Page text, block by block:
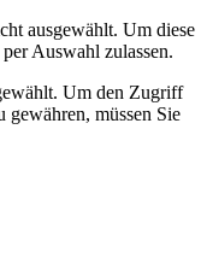
ausgewählt. Um diese
Auswahl zulassen.
Um den Zugriff
gewähren, müssen Sie